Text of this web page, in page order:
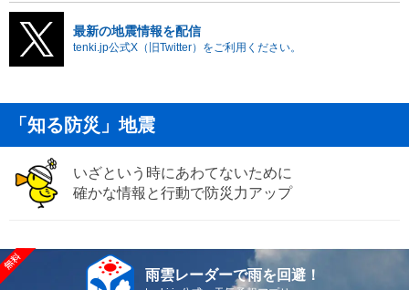
最新の地震情報を配信
tenki.jp公式X（旧Twitter）をご利用ください。
「知る防災」地震
いざという時にあわてないために
確かな情報と行動で防災力アップ
雨雲レーダーで雨を回避！